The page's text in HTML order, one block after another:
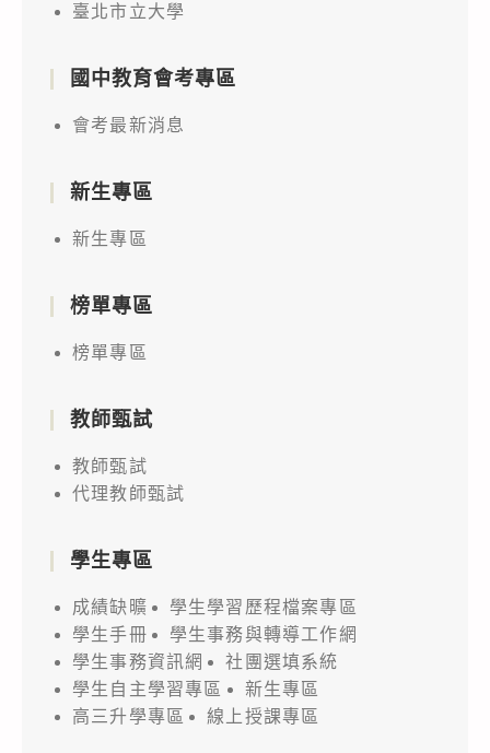
臺北市立大學
國中教育會考專區
會考最新消息
新生專區
新生專區
榜單專區
榜單專區
教師甄試
教師甄試
代理教師甄試
學生專區
成績缺曠
學生學習歷程檔案專區
學生手冊
學生事務與轉導工作網
學生事務資訊網
社團選填系統
學生自主學習專區
新生專區
高三升學專區
線上授課專區